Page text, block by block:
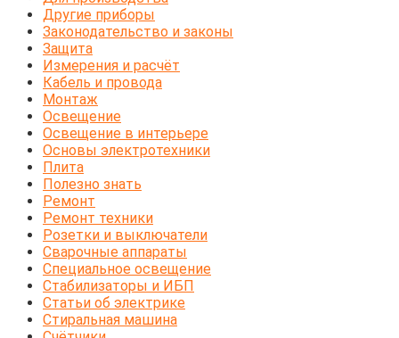
Другие приборы
Законодательство и законы
Защита
Измерения и расчёт
Кабель и провода
Монтаж
Освещение
Освещение в интерьере
Основы электротехники
Плита
Полезно знать
Ремонт
Ремонт техники
Розетки и выключатели
Сварочные аппараты
Специальное освещение
Стабилизаторы и ИБП
Статьи об электрике
Стиральная машина